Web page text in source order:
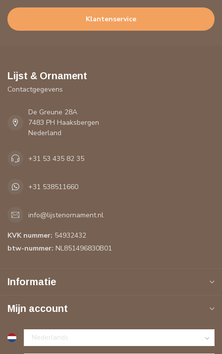
Klantenservice
Lijst & Ornament
Contactgegevens
De Greune 28A
7483 PH Haaksbergen
Nederland
+31 53 435 82 35
+31 538511660
info@lijstenornament.nl
KVK nummer: 54932432
btw-nummer: NL851496830B01
Informatie
Mijn account